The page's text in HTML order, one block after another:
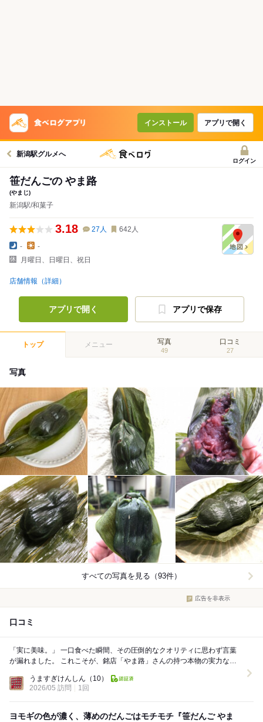
インストール アプリで開く
新潟駅グルメへ
ログイン
笹だんごの やま路
(やまじ)
新潟駅/和菓子
3.18 27 人 642 人
-
-
月曜日、日曜日、祝日
店舗情報（詳細）
アプリで開く アプリで保存
トップ メニュー 写真
49
口コミ
27
写真
すべての写真を見る（93件）
広告を非表示
口コミ
「実に美味。」 一口食べた瞬間、その圧倒的なクオリティに思わず言葉
が漏れました。 これこそが、銘店「やま路」さんの持つ本物の実力なの
うますぎけんしん （10）
2026/05 訪問
1回
ヨモギの色が濃く、薄めのだんごはモチモチ『笹だんご やま